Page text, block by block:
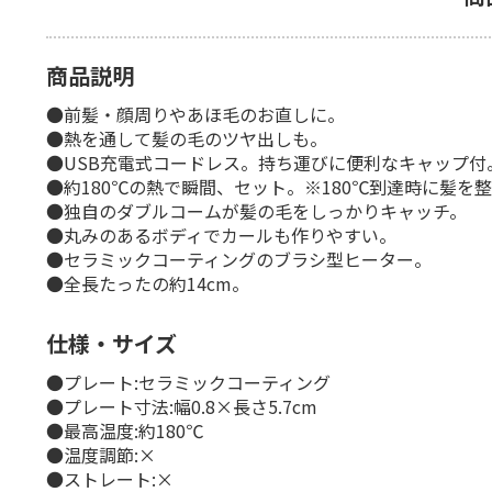
商品説明
●前髪・顔周りやあほ毛のお直しに。
●熱を通して髪の毛のツヤ出しも。
●USB充電式コードレス。持ち運びに便利なキャップ付。
●約180℃の熱で瞬間、セット。※180℃到達時に髪を整
●独自のダブルコームが髪の毛をしっかりキャッチ。
●丸みのあるボディでカールも作りやすい。
●セラミックコーティングのブラシ型ヒーター。
●全長たったの約14cm。
仕様・サイズ
●プレート:セラミックコーティング
●プレート寸法:幅0.8×長さ5.7cm
●最高温度:約180℃
●温度調節:×
●ストレート:×